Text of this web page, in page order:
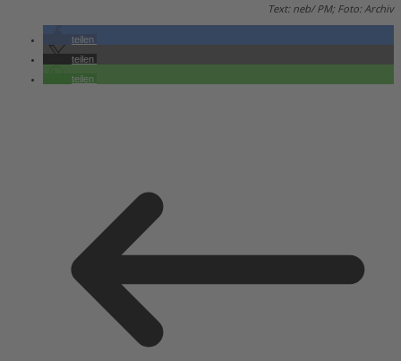
Text: neb/ PM; Foto: Archiv
teilen
teilen
teilen